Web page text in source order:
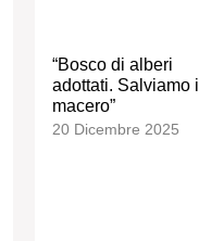
“Bosco di alberi
adottati. Salviamo il
macero”
20 Dicembre 2025